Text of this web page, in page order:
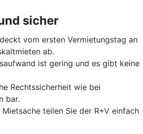
sicher
vom ersten Vermietungstag an
ab.
ist gering und es gibt keine
Rechtssicherheit wie bei
bar.
Mietsache teilen Sie der R+V einfach